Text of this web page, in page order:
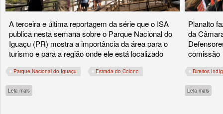
A terceira e última reportagem da série que o ISA
publica nesta semana sobre o Parque Nacional do
Iguaçu (PR) mostra a importância da área para o
turismo e para a região onde ele está localizado
Parque Nacional do Iguaçu Estrada do Colono
Leia mais sobre Reabertura de estrada e hidrelétrica colocam em risco ativo turístico e
Planalto
da
comissão
Direitos
Leia mais